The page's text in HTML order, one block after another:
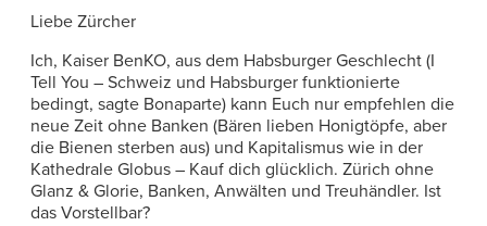
Liebe Zürcher
Ich, Kaiser BenKO, aus dem Habsburger Geschlecht (I
Tell You – Schweiz und Habsburger funktionierte
bedingt, sagte Bonaparte) kann Euch nur empfehlen die
neue Zeit ohne Banken (Bären lieben Honigtöpfe, aber
die Bienen sterben aus) und Kapitalismus wie in der
Kathedrale Globus – Kauf dich glücklich. Zürich ohne
Glanz & Glorie, Banken, Anwälten und Treuhändler. Ist
das Vorstellbar?